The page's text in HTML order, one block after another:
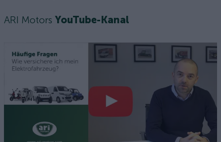
ARI Motors YouTube-Kanal